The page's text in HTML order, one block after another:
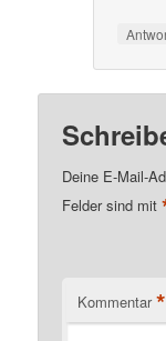
Deine E-Mail-
Felder sind mit
Kommentar *